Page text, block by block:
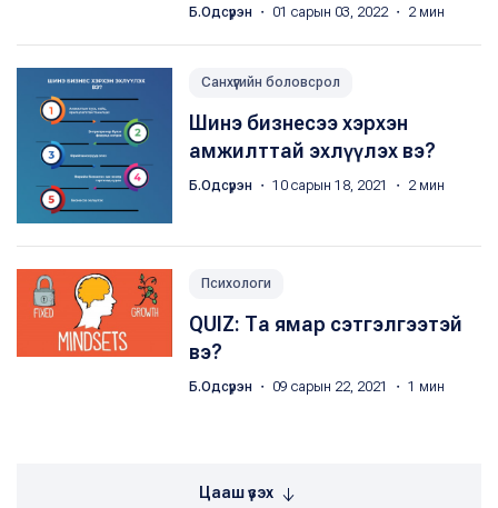
Б.Одсүрэн ・ 01 сарын 03, 2022 ・ 2 мин
Санхүүгийн боловсрол
Шинэ бизнесээ хэрхэн
амжилттай эхлүүлэх вэ?
Б.Одсүрэн ・ 10 сарын 18, 2021 ・ 2 мин
Психологи
QUIZ: Та ямар сэтгэлгээтэй
вэ?
Б.Одсүрэн ・ 09 сарын 22, 2021 ・ 1 мин
Цааш үзэх